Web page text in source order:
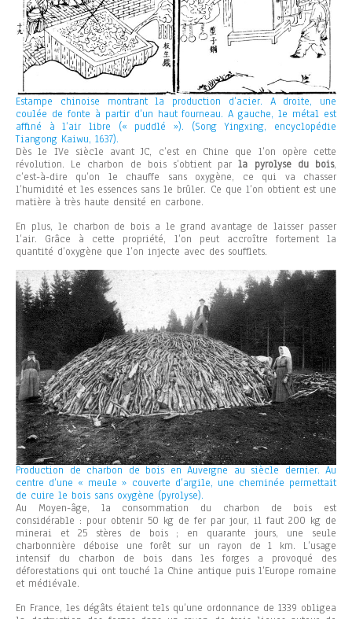
Estampe chinoise montrant la production d’acier. A droite, une
coulée de fonte à partir d’un haut fourneau. A gauche, le métal est
affiné à l’air libre (« puddlé »). (Song Yingxing, encyclopédie
Tiangong Kaiwu, 1637).
Dès le IVe siècle avant JC, c’est en Chine que l’on opère cette
révolution. Le charbon de bois s’obtient parla pyrolyse du bois,
c’est-à-dire qu’on le chauffe sans oxygène, ce qui va chasser
l’humidité et les essences sans le brûler. Ce que l’on obtient est une
matière à très haute densité en carbone.
En plus, le charbon de bois a le grand avantage de laisser passer
l’air. Grâce à cette propriété, l’on peut accroître fortement la
quantité d’oxygène que l’on injecte avec des soufflets.
Production de charbon de bois en Auvergne au siècle dernier. Au
centre d’une « meule » couverte d’argile, une cheminée permettait
de cuire le bois sans oxygène (pyrolyse).
Au Moyen-âge, la consommation du charbon de bois est
considérable : pour obtenir 50 kg de fer par jour, il faut 200 kg de
minerai et 25 stères de bois ; en quarante jours, une seule
charbonnière déboise une forêt sur un rayon de 1 km. L’usage
intensif du charbon de bois dans les forges a provoqué des
déforestations qui ont touché la Chine antique puis l’Europe romaine
et médiévale.
En France, les dégâts étaient tels qu’une ordonnance de 1339 obligea